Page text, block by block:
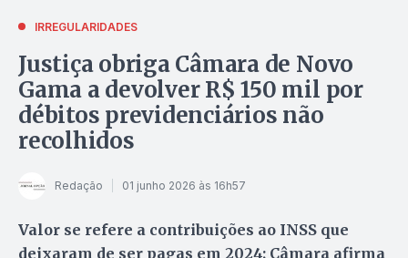
IRREGULARIDADES
Justiça obriga Câmara de Novo
Gama a devolver R$ 150 mil por
débitos previdenciários não
recolhidos
Redação 01 junho 2026 às 16h57
Valor se refere a contribuições ao INSS que
deixaram de ser pagas em 2024; Câmara afirma